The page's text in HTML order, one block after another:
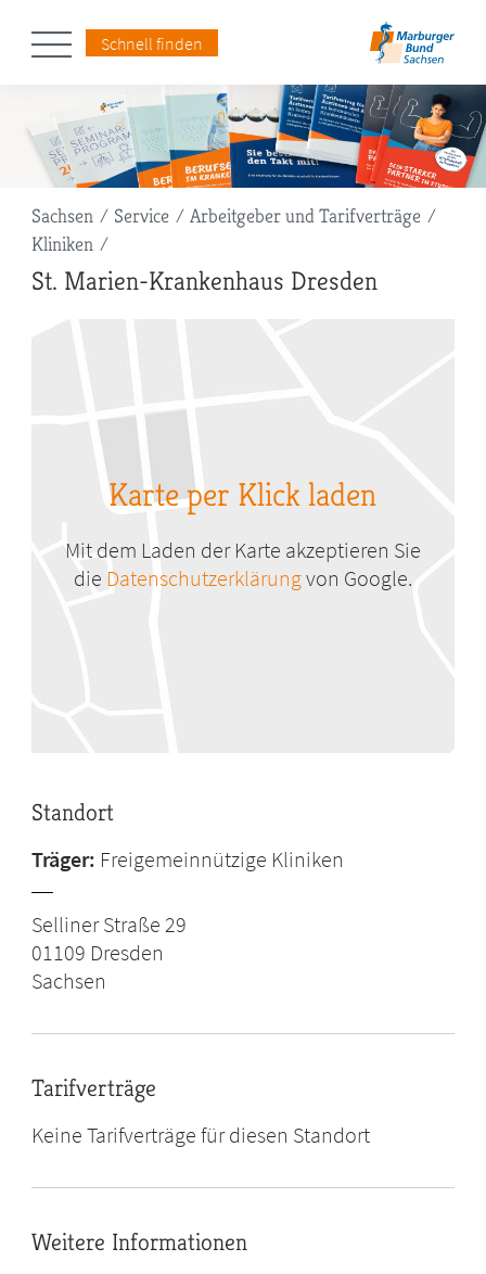
Schnell finden
Pfadnavigation
Sachsen Service
Arbeitgeber und Tarifverträge
Kliniken
St. Marien-Krankenhaus Dresden
Karte per Klick laden
Mit dem Laden der Karte akzeptieren Sie
die Datenschutzerklärungvon Google.
Standort
Träger: Freigemeinnützige Kliniken
Selliner Straße 29
01109 Dresden
Sachsen
Tarifverträge
Keine Tarifverträge für diesen Standort
Weitere Informationen